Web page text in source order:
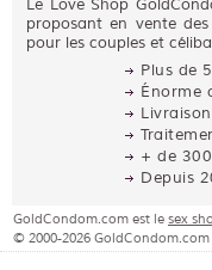
Le Love Shop
proposant en vente
pour les couples et
Plus de
Énorme
+ de
Depuis
GoldCondom.com est le sex
© 2000-2026